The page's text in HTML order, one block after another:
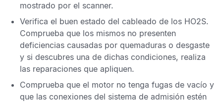
mostrado por el scanner.
Verifica el buen estado del cableado de los HO2S.
Comprueba que los mismos no presenten
deficiencias causadas por quemaduras o desgaste
y si descubres una de dichas condiciones, realiza
las reparaciones que apliquen.
Comprueba que el motor no tenga fugas de vacío y
que las conexiones del sistema de admisión estén